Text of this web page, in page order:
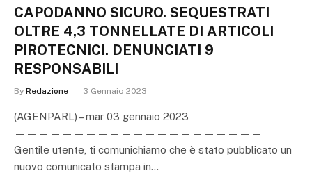
CAPODANNO SICURO. SEQUESTRATI
OLTRE 4,3 TONNELLATE DI ARTICOLI
PIROTECNICI. DENUNCIATI 9
RESPONSABILI
By Redazione 3 Gennaio 2023
(AGENPARL) – mar 03 gennaio 2023
—————————————————————
Gentile utente, ti comunichiamo che è stato pubblicato un
nuovo comunicato stampa in…